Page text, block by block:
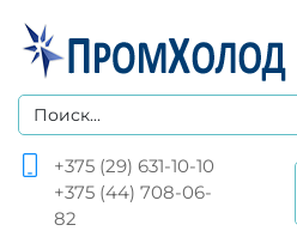
+375 (29) 631-10-10
+375 (44) 708-06-
82